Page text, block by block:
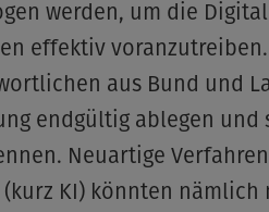
werden, um die
effektiv
aus Bund und
endgültig ablegen und
Neuartige
KI) könnten